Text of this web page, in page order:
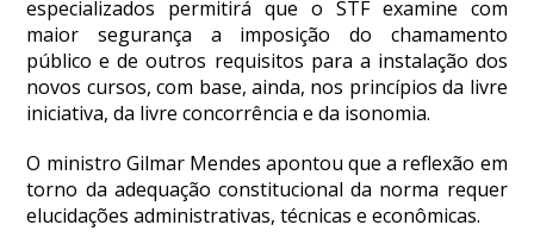
especializados permitirá que o STF examine com
maior segurança a imposição do chamamento
público e de outros requisitos para a instalação dos
novos cursos, com base, ainda, nos princípios da livre
iniciativa, da livre concorrência e da isonomia.
O ministro Gilmar Mendes apontou que a reflexão em
torno da adequação constitucional da norma requer
elucidações administrativas, técnicas e econômicas.